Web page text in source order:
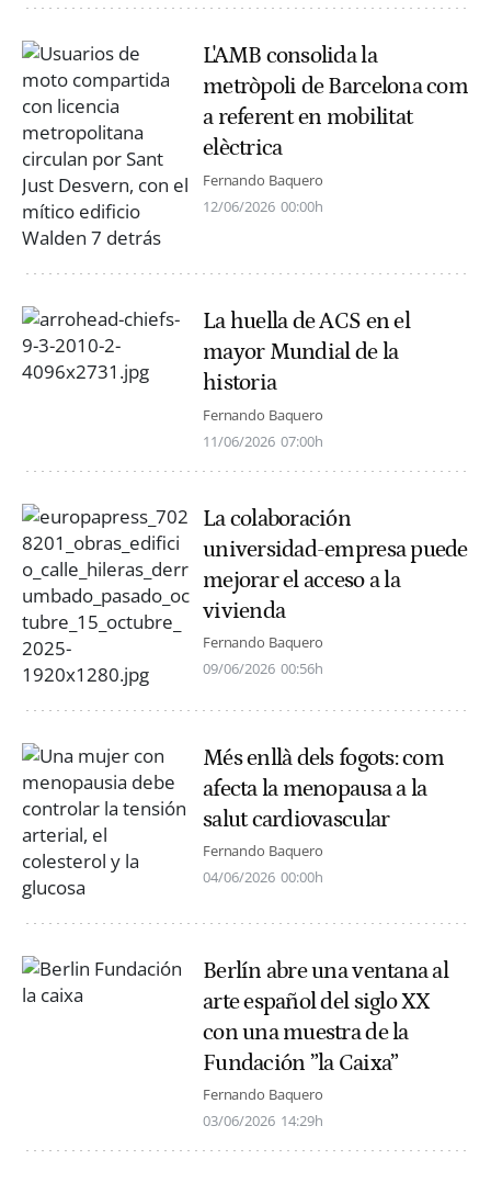
L'AMB consolida la
metròpoli de Barcelona com
a referent en mobilitat
elèctrica
Fernando Baquero
12/06/2026 00:00h
La huella de ACS en el
mayor Mundial de la
historia
Fernando Baquero
11/06/2026 07:00h
La colaboración
universidad-empresa puede
mejorar el acceso a la
vivienda
Fernando Baquero
09/06/2026 00:56h
Més enllà dels fogots: com
afecta la menopausa a la
salut cardiovascular
Fernando Baquero
04/06/2026 00:00h
Berlín abre una ventana al
arte español del siglo XX
con una muestra de la
Fundación ”la Caixa”
Fernando Baquero
03/06/2026 14:29h